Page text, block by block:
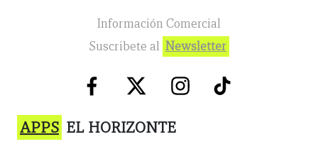
Información Comercial
Suscribete al Newsletter
APPS EL HORIZONTE